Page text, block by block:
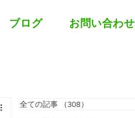
ブログ お問い合わせ
全ての記事 （308）